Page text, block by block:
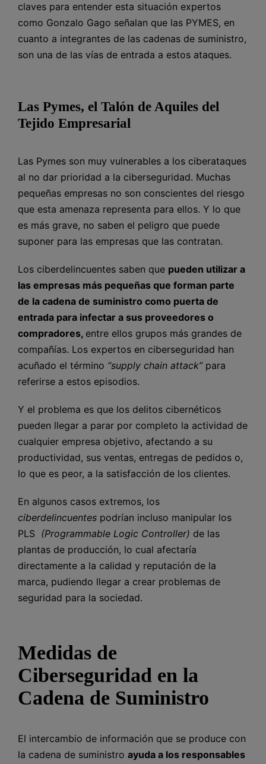
claves para entender esta situación expertos
como Gonzalo Gago señalan que las PYMES, en
cuanto a integrantes de las cadenas de suministro,
son una de las vías de entrada a estos ataques.
Las Pymes, el Talón de Aquiles del
Tejido Empresarial
Las Pymes son muy vulnerables a los ciberataques
al no dar prioridad a la ciberseguridad. Muchas
pequeñas empresas no son conscientes del riesgo
que esta amenaza representa para ellos. Y lo que
es más grave, no saben el peligro que puede
suponer para las empresas que las contratan.
Los ciberdelincuentes saben que pueden utilizar a
las empresas más pequeñas que forman parte
de la cadena de suministro como puerta de
entrada para infectar a sus proveedores o
compradores, entre ellos grupos más grandes de
compañías. Los expertos en ciberseguridad han
acuñado el término “supply chain attack”para
referirse a estos episodios.
Y el problema es que los delitos cibernéticos
pueden llegar a parar por completo la actividad de
cualquier empresa objetivo, afectando a su
productividad, sus ventas, entregas de pedidos o,
lo que es peor, a la satisfacción de los clientes.
En algunos casos extremos, los
ciberdelincuentes podrían incluso manipular los
PLS (Programmable Logic Controller) de las
plantas de producción, lo cual afectaría
directamente a la calidad y reputación de la
marca, pudiendo llegar a crear problemas de
seguridad para la sociedad.
Medidas de
Ciberseguridad en la
Cadena de Suministro
El intercambio de información que se produce con
la cadena de suministro ayuda a los responsables